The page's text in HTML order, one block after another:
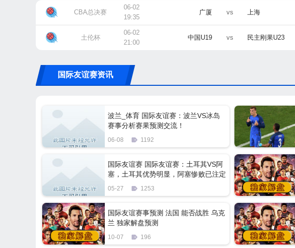
CBA总决赛
06-02
19:35
广厦 vs 上海
土伦杯
06-02
21:00
中国U19 vs 民主刚果U23
国际友谊赛资讯
波兰_体育 国际友谊赛：波兰VS冰岛
赛事分析赛果预测交流！
06-08 1192
国际友谊赛 国际友谊赛：土耳其VS阿
塞，土耳其优势明显，阿塞惨败已注定
05-27 1253
国际友谊赛事预测 法国 能否战胜 乌克
兰 独家解盘预测
10-07 196